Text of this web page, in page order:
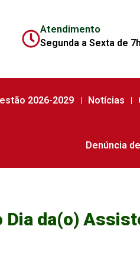
Atendimento
Segunda a Sexta de
2026-2029 Notícias
Denúncia
da(o)